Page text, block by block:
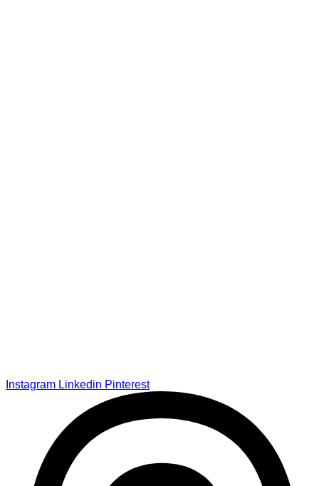
Instagram Linkedin Pinterest